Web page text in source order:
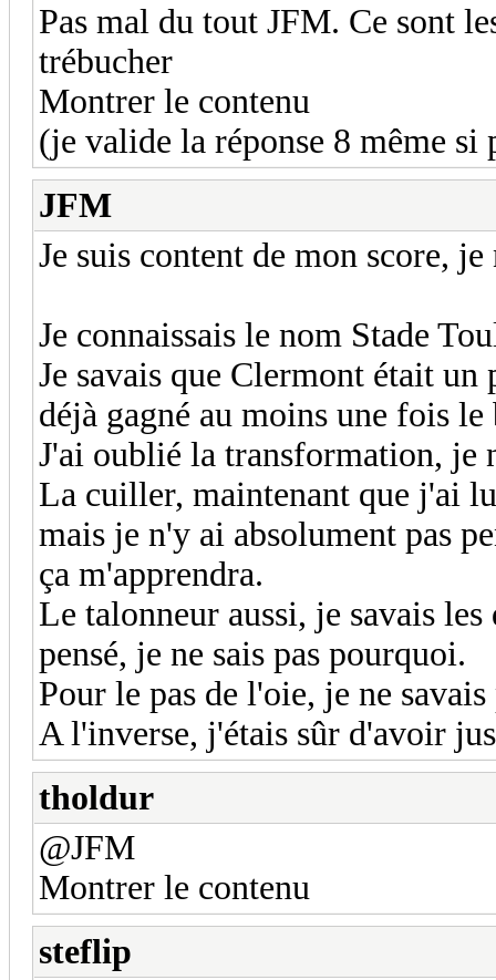
Pas mal du tout JFM. Ce sont
trébucher
Montrer le contenu
(je valide la réponse 8 même si
JFM
Je suis content de mon score,
Je connaissais le nom Stade
Je savais que Clermont était
déjà gagné au moins une fois
J'ai oublié la transformation, je
La cuiller, maintenant que j'ai
mais je n'y ai absolument pas
ça m'apprendra.
Le talonneur aussi, je savais
pensé, je ne sais pas pourquoi.
Pour le pas de l'oie, je ne
A l'inverse, j'étais sûr d'avoir
tholdur
@JFM
Montrer le contenu
steflip